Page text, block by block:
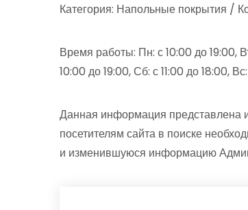
Категория: Напольные покрытия /
Время работы: Пн: с 10:00 до 19:00,
10:00 до 19:00, Сб: с 11:00 до 18:00,
Данная информация представлена
посетителям сайта в поиске
и изменившуюся информацию